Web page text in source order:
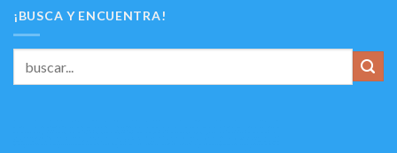
¡BUSCA Y ENCUENTRA!